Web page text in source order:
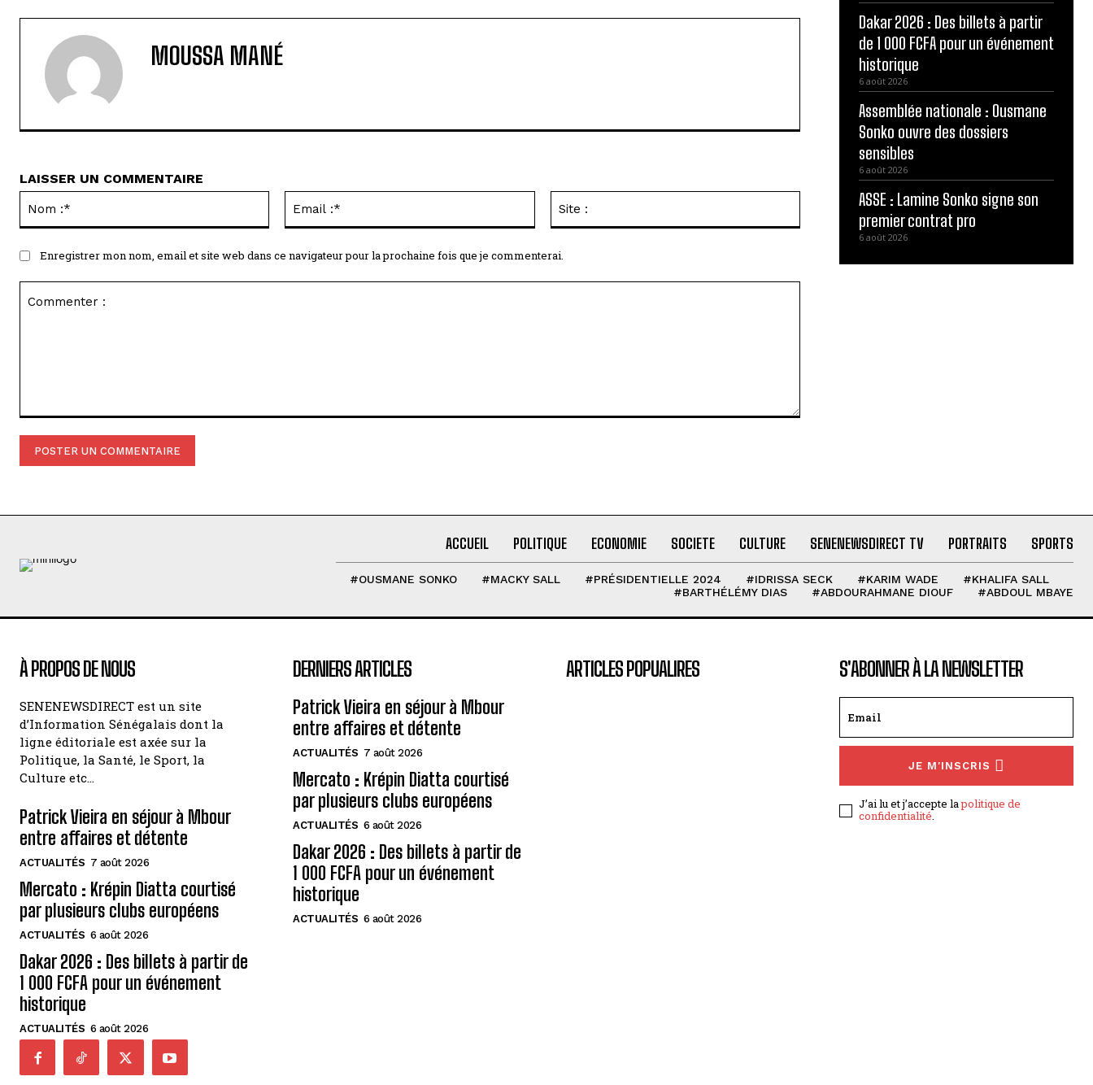
MOUSSA MANÉ
LAISSER UN COMMENTAIRE
Enregistrer mon nom, email et site web dans ce navigateur pour la prochaine fois que je commenterai.
Dakar 2026 : Des billets à partir
de 1 000 FCFA pour un événement
historique
6 août 2026
Assemblée nationale : Ousmane
Sonko ouvre des dossiers
sensibles
6 août 2026
ASSE : Lamine Sonko signe son
premier contrat pro
6 août 2026
ACCUEIL POLITIQUE ECONOMIE SOCIETE CULTURE SENENEWSDIRECT TV PORTRAITS SPORTS
#OUSMANE SONKO #MACKY SALL #PRÉSIDENTIELLE 2024 #IDRISSA SECK #KARIM WADE
#KHALIFA SALL
#BARTHÉLÉMY DIAS
#ABDOURAHMANE DIOUF #ABDOUL MBAYE
À PROPOS DE NOUS
SENENEWSDIRECT est un site
d’Information Sénégalais dont la
ligne éditoriale est axée sur la
Politique, la Santé, le Sport, la
Culture etc…
Patrick Vieira en séjour à Mbour
entre affaires et détente
ACTUALITÉS 7 août 2026
Mercato : Krépin Diatta courtisé
par plusieurs clubs européens
ACTUALITÉS 6 août 2026
Dakar 2026 : Des billets à partir de
1 000 FCFA pour un événement
historique
ACTUALITÉS 6 août 2026
DERNIERS ARTICLES
Patrick Vieira en séjour à Mbour
entre affaires et détente
ACTUALITÉS 7 août 2026
Mercato : Krépin Diatta courtisé
par plusieurs clubs européens
ACTUALITÉS 6 août 2026
Dakar 2026 : Des billets à partir de
1 000 FCFA pour un événement
historique
ACTUALITÉS 6 août 2026
ARTICLES POPUALIRES S'ABONNER À LA NEWSLETTER
JE M'INSCRIS
J’ai lu et j’accepte lapolitique de
confidentialité.